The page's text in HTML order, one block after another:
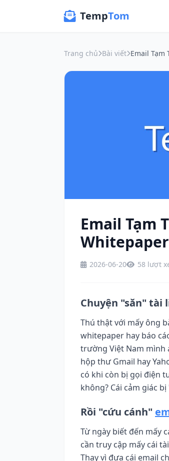
TempTom
Trang chủ Bài viết
Email Tạm
2026-06-20 58 lượt
Chuyện "săn" tài
Thú thật với mấy ông
whitepaper hay báo
trường Việt Nam mình
hộp thư Gmail hay
có khi còn bị gọi điện
không? Cái cảm giác
Rồi "cứu cánh"
Từ ngày biết đến mấy
cần truy cập mấy cái
Thay vì đưa cái email